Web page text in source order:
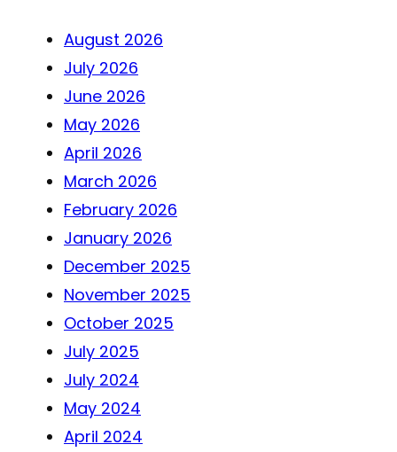
August 2026
July 2026
June 2026
May 2026
April 2026
March 2026
February 2026
January 2026
December 2025
November 2025
October 2025
July 2025
July 2024
May 2024
April 2024